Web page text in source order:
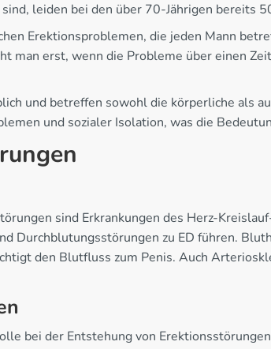
leiden bei den über 70-Jährigen bereits
Erektionsproblemen, die jeden Mann
man erst, wenn die Probleme über einen
und betreffen sowohl die körperliche als
und sozialer Isolation, was die
sind Erkrankungen des Herz-
Durchblutungsstörungen zu ED führen.
den Blutfluss zum Penis. Auch
bei der Entstehung von